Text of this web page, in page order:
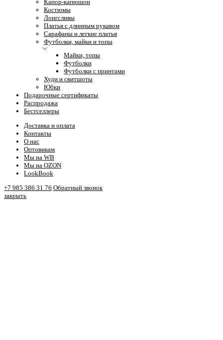
Капор-капюшон
Костюмы
Лонгсливы
Платья с длинным рукавом
Сарафаны и легкие платья
Футболки, майки и топы
Майки, топы
Футболки
Футболки с принтами
Худи и свитшоты
Юбки
Подарочные сертификаты
Распродажа
Бестселлеры
Доставка и оплата
Контакты
О нас
Оптовикам
Мы на WB
Мы на OZON
LookBook
+7 985 386 31 76 Обратный звонок
закрыть